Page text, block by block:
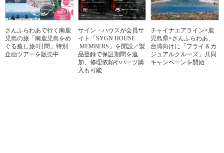
さんふらわあで行く南鹿
児島の旅「南鹿児島をめ
ぐる癒し旅4日間」特別
企画ツアーを販売中
サイン・ハウスが会員サ
イト「SYGN HOUSE
.MEMBERS」を開設／製
品登録で保証期間を追
加、修理依頼やパーツ購
入も可能
チャイナエアライン×鹿
児島県×さんふらわあ、
台湾向けに「フライ＆カ
ジュアルクルーズ」共同
キャンペーンを開始